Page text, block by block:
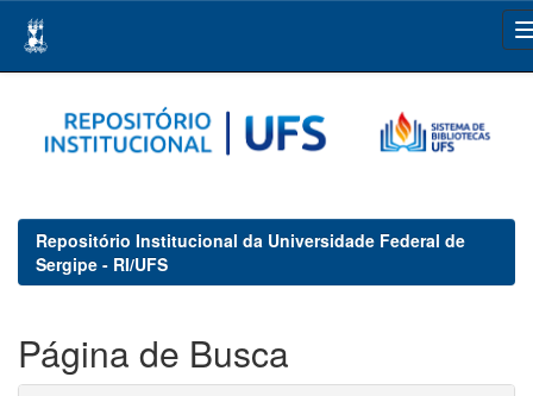
navigation
Repositório Institucional da Universidade Federal de
Sergipe - RI/UFS
Página de Busca